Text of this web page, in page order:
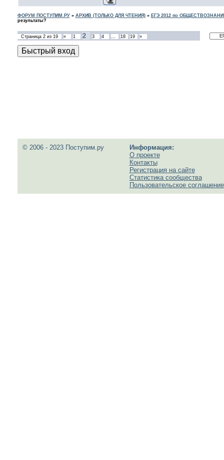
ФОРУМ ПОСТУПИМ.РУ» АРХИВ (ТОЛЬКО ДЛЯ ЧТЕНИЯ)» ЕГЭ 2012 по
результаты?
Страница 2из 19 « 1 2 3 4 … 18 19 »
© 2006 - 2023 Поступим.ру
Информация:
О проекте
Контакты
Регистрация на сайте
Статистика сообщества
Пользовательское соглашение